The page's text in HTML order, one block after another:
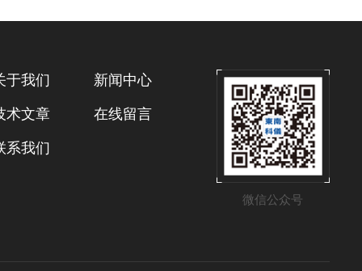
微信公众号
于我们 新闻中心
术文章 在线留言
系我们